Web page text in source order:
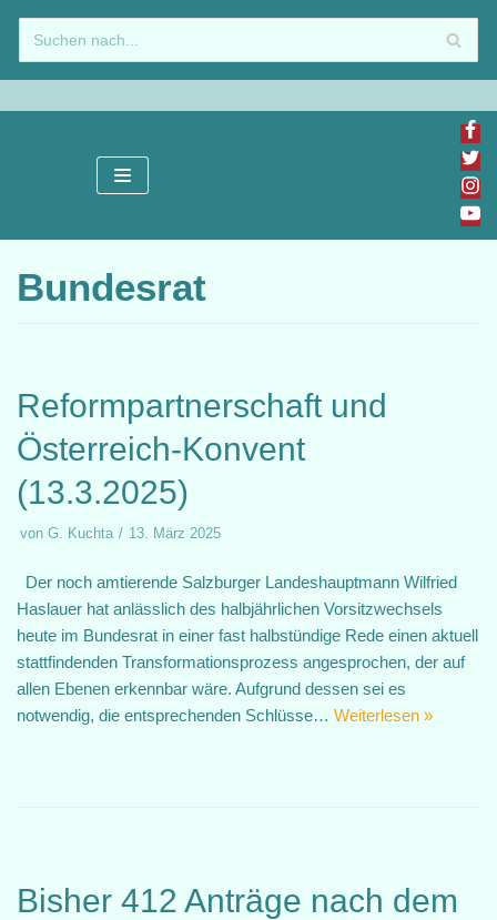
Zum
Inhalt
springen
Bundesrat
Reformpartnerschaft und
Österreich-Konvent
(13.3.2025)
von G. Kuchta 13. März 2025
Der noch amtierende Salzburger Landeshauptmann Wilfried
Haslauer hat anlässlich des halbjährlichen Vorsitzwechsels
heute im Bundesrat in einer fast halbstündige Rede einen aktuell
stattfindenden Transformationsprozess angesprochen, der auf
allen Ebenen erkennbar wäre. Aufgrund dessen sei es
notwendig, die entsprechenden Schlüsse… Weiterlesen »
Bisher 412 Anträge nach dem